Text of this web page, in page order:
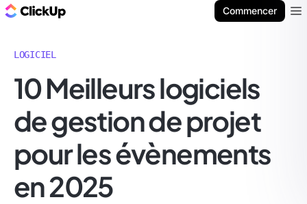
Commencer
LOGICIEL
10 Meilleurs logiciels
de gestion de projet
pour les évènements
en 2025